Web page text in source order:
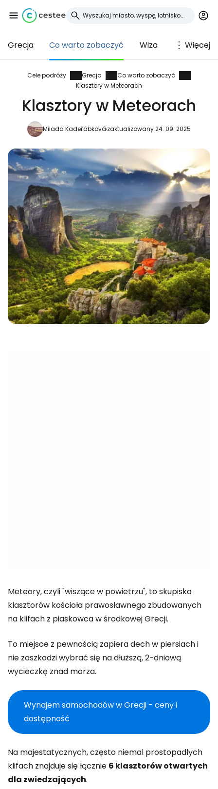
Grecja Co warto zobaczyć Wiza Więcej
Cele podróży Grecja
Co warto zobaczyć
Klasztory w Meteorach
Klasztory w Meteorach
Milada Kadeřábková zaktualizowany 24. 09. 2025
Meteory, czyli "wiszące w powietrzu", to skupisko
klasztorów kościoła prawosławnego zbudowanych
na klifach z piaskowca w środkowej Grecji.
To miejsce z pewnością zapiera dech w piersiach i
nie zaszkodzi wybrać się na dłuższą, 2-dniową
wycieczkę znad morza.
Wynajem samochodów w Grecji - ceny i
dostępność
Na majestatycznych, często niemal prostopadłych
klifach znajduje się łącznie 6 klasztorów otwartych
dla zwiedzających.
Zaloguj się do
Cestee
... światowej społeczności podróżniczej
Kontynuuj z Google
Kontynuuj z Facebookiem
Kontynuuj z e-mailem